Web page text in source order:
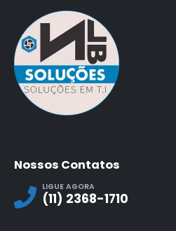
Nossos Contatos
LIGUE AGORA
(11) 2368-1710